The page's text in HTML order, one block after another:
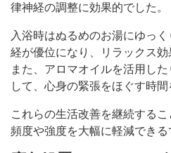
律神経の調整に効果的でした。
入浴時はぬるめのお湯にゆっ
経が優位になり、リラックス効
また、アロマオイルを活用し
して、心身の緊張をほぐす時間
これらの生活改善を継続する
頻度や強度を大幅に軽減できる